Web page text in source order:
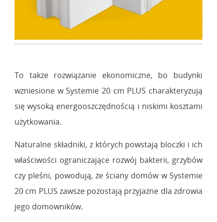
To także rozwiązanie ekonomiczne, bo budynki
wzniesione w Systemie 20 cm PLUS charakteryzują
się wysoką energooszczędnością i niskimi kosztami
użytkowania.
Naturalne składniki, z których powstają bloczki i ich
właściwości ograniczające rozwój bakterii, grzybów
czy pleśni, powodują, że ściany domów w Systemie
20 cm PLUS zawsze pozostają przyjazne dla zdrowia
jego domowników.